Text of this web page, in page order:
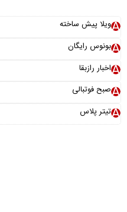
ویلا پیش ساخته
بونوس رایگان
اخبار رازبقا
صبح فوتبالی
تیتر پلاس